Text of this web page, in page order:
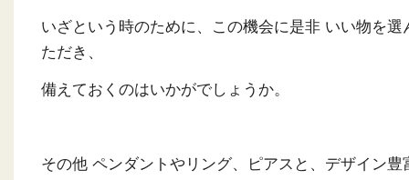
いざという時のために、この機会に是非 いい物を選
ただき、
備えておくのはいかがでしょうか。
その他 ペンダントやリング、ピアスと、デザイン豊